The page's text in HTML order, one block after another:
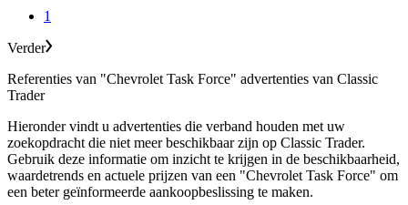
1
Verder
Referenties van "Chevrolet Task Force" advertenties van Classic
Trader
Hieronder vindt u advertenties die verband houden met uw
zoekopdracht die niet meer beschikbaar zijn op Classic Trader.
Gebruik deze informatie om inzicht te krijgen in de beschikbaarheid,
waardetrends en actuele prijzen van een "Chevrolet Task Force" om
een beter geïnformeerde aankoopbeslissing te maken.